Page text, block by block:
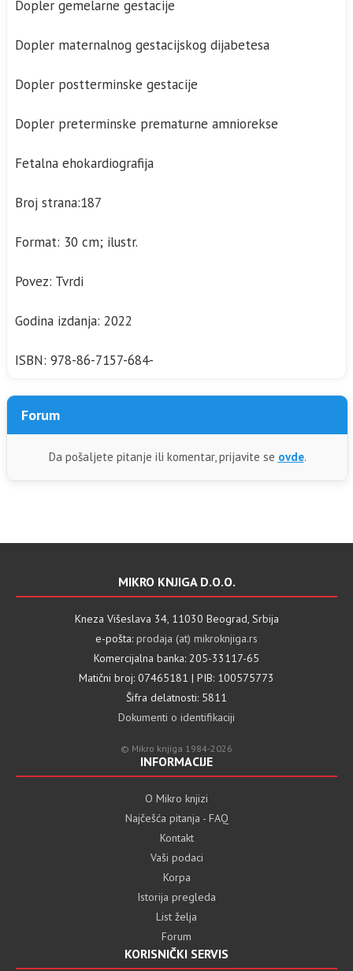
Dopler gemelarne gestacije
Dopler maternalnog gestacijskog dijabetesa
Dopler postterminske gestacije
Dopler preterminske prematurne amniorekse
Fetalna ehokardiografija
Broj strana:187
Format: 30 cm; ilustr.
Povez: Tvrdi
Godina izdanja: 2022
ISBN: 978-86-7157-684-
Forum
Da pošaljete pitanje ili komentar, prijavite se ovde.
MIKRO KNJIGA D.O.O.
Kneza Višeslava 34, 11030 Beograd, Srbija
e-pošta: prodaja (at) mikroknjiga.rs
Komercijalna banka: 205-33117-65
Matični broj: 07465181 | PIB: 100575773
Šifra delatnosti: 5811
Dokumenti o identifikaciji
© Mikro knjiga 1984-2026
INFORMACIJE
O Mikro knjizi
Najčešća pitanja - FAQ
Kontakt
Vaši podaci
Korpa
Istorija pregleda
List želja
Forum
KORISNIČKI SERVIS